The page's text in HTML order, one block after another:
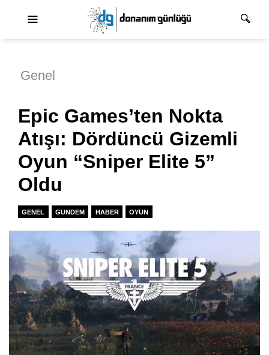
Genel
Epic Games’ten Nokta
Atışı: Dördüncü Gizemli
Oyun “Sniper Elite 5”
Oldu
GENEL GUNDEM HABER OYUN